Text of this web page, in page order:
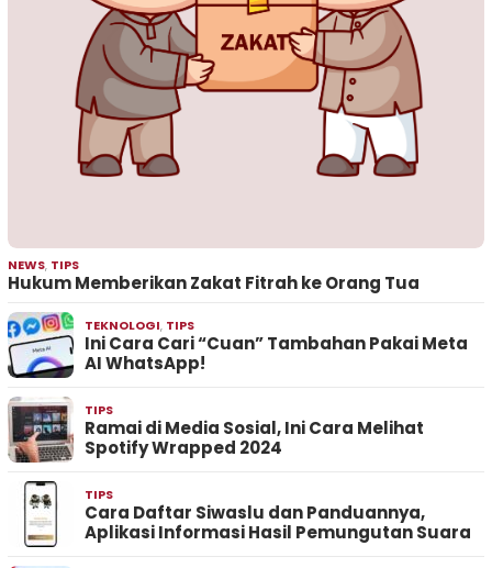
NEWS, TIPS
Hukum Memberikan Zakat Fitrah ke Orang Tua
TEKNOLOGI, TIPS
Ini Cara Cari “Cuan” Tambahan Pakai Meta
AI WhatsApp!
TIPS
Ramai di Media Sosial, Ini Cara Melihat
Spotify Wrapped 2024
TIPS
Cara Daftar Siwaslu dan Panduannya,
Aplikasi Informasi Hasil Pemungutan Suara